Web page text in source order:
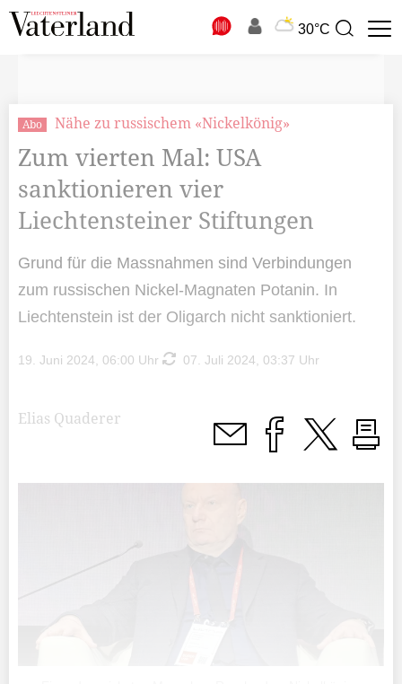
30°C
Suchbegriff
Abo Nähe zu russischem «Nickelkönig»
Zum vierten Mal: USA
sanktionieren vier
Liechtensteiner Stiftungen
Grund für die Massnahmen sind Verbindungen
zum russischen Nickel-Magnaten Potanin. In
Liechtenstein ist der Oligarch nicht sanktioniert.
19. Juni 2024, 06:00 Uhr 07. Juli 2024, 03:37 Uhr
Elias Quaderer